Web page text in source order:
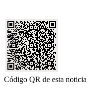
Código QR de esta noticia